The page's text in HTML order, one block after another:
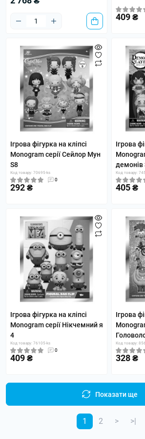
409 ₴
Ігрова фігурка на кліпсі
Monogram серії Сейлор Мун
S8
Код товару: 70695-ks
0
292 ₴
Ігрова
демонів
Код товару:
405 ₴
Ігрова фігурка на кліпсі
Monogram серії Нікчемний я
4
Код товару: 76105-ks
0
409 ₴
Ігрова
Код товару:
328 ₴
Показати ще
1 2 > >|